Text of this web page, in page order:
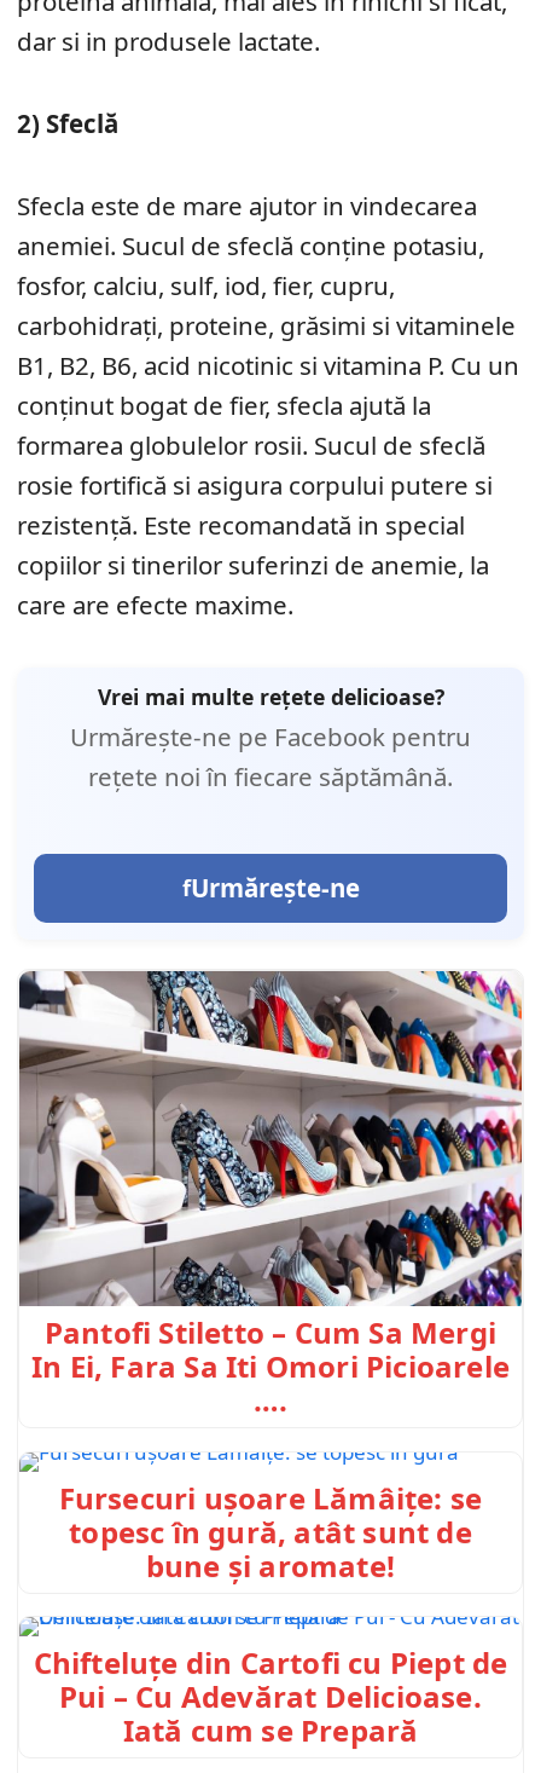
dar si in produsele lactate.
2) Sfeclă
Sfecla este de mare ajutor in vindecarea
anemiei. Sucul de sfeclă conţine potasiu,
fosfor, calciu, sulf, iod, fier, cupru,
carbohidraţi, proteine, grăsimi si vitaminele
B1, B2, B6, acid nicotinic si vitamina P. Cu un
conţinut bogat de fier, sfecla ajută la
formarea globulelor rosii. Sucul de sfeclă
rosie fortifică si asigura corpului putere si
rezistenţă. Este recomandată in special
copiilor si tinerilor suferinzi de anemie, la
care are efecte maxime.
Vrei mai multe rețete delicioase?
Urmărește-ne pe Facebook pentru
rețete noi în fiecare săptămână.
Urmărește-ne
Pantofi Stiletto – Cum Sa Mergi
In Ei, Fara Sa Iti Omori Picioarele
….
Fursecuri ușoare Lămâițe: se
topesc în gură, atât sunt de
bune și aromate!
Chifteluțe din Cartofi cu Piept de
Pui – Cu Adevărat Delicioase.
Iată cum se Prepară